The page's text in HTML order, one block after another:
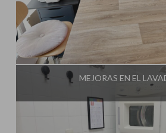
Influencer:
MEJORAS EN EL